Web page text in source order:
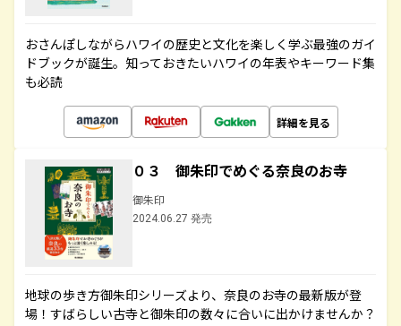
おさんぽしながらハワイの歴史と文化を楽しく学ぶ最強のガイ
ドブックが誕生。知っておきたいハワイの年表やキーワード集
も必読
詳細を見る
０３ 御朱印でめぐる奈良のお寺
御朱印
2024.06.27 発売
地球の歩き方御朱印シリーズより、奈良のお寺の最新版が登
場！すばらしい古寺と御朱印の数々に合いに出かけませんか？